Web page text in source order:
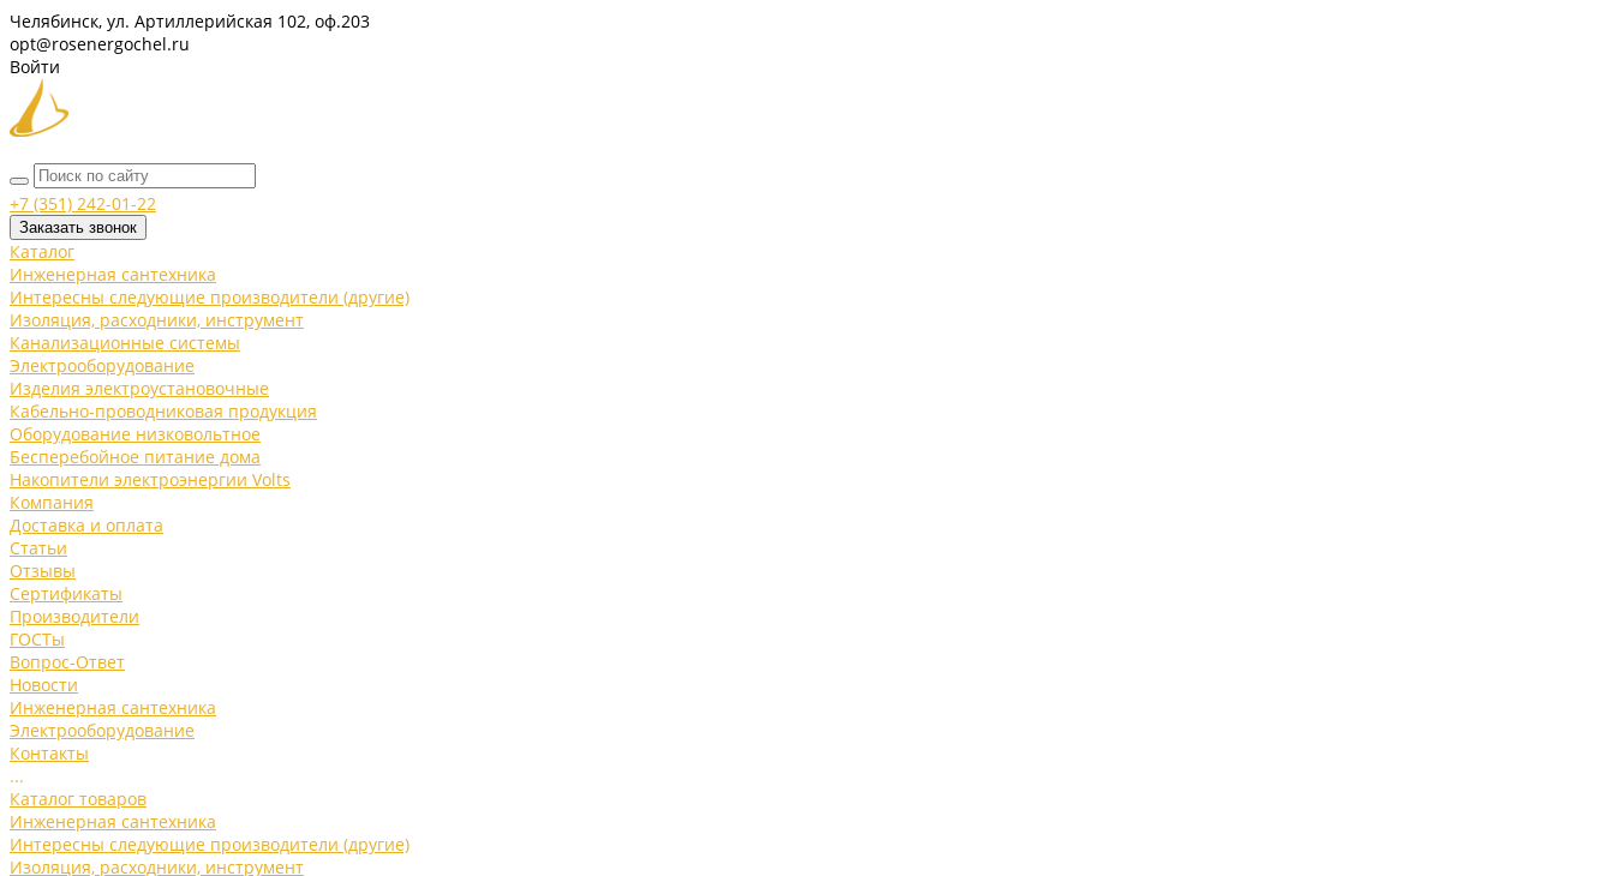
Челябинск, ул. Артиллерийская 102, оф.203
opt@rosenergochel.ru
Войти
+7 (351) 242-01-22
Заказать звонок
Каталог
Инженерная сантехника
Интересны следующие производители (другие)
Изоляция, расходники, инструмент
Канализационные системы
Электрооборудование
Изделия электроустановочные
Кабельно-проводниковая продукция
Оборудование низковольтное
Бесперебойное питание дома
Накопители электроэнергии Volts
Компания
Доставка и оплата
Статьи
Отзывы
Сертификаты
Производители
ГОСТы
Вопрос-Ответ
Новости
Инженерная сантехника
Электрооборудование
Контакты
...
Каталог товаров
Инженерная сантехника
Интересны следующие производители (другие)
Изоляция, расходники, инструмент